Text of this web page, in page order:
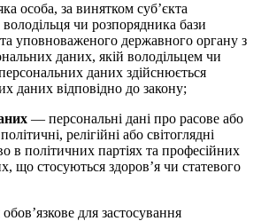
особа, за винятком суб’єкта
чи розпорядника бази
уповноваженого державного органу з
даних, якій володільцем чи
даних здійснюється
даних відповідно до закону;
— персональні дані про расове або
релігійні або світоглядні
в політичних партіях та професійних
що стосуються здоров’я чи статевого
для застосування